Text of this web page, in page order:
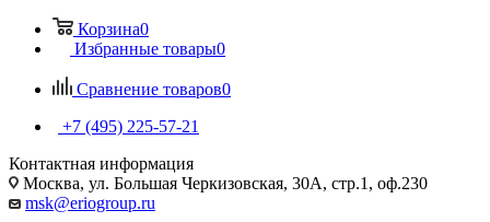
Корзина0
Избранные товары0
Сравнение товаров0
+7 (495) 225-57-21
Контактная информация
Москва, ул. Большая Черкизовская, 30А, стр.1, оф.230
msk@eriogroup.ru